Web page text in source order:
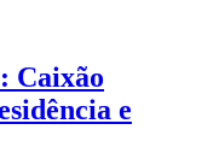
Caixão
e